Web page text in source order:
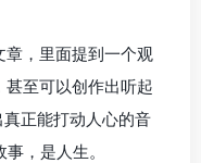
，里面提到一个观
至可以创作出听起
正能打动人心的音
，是人生。